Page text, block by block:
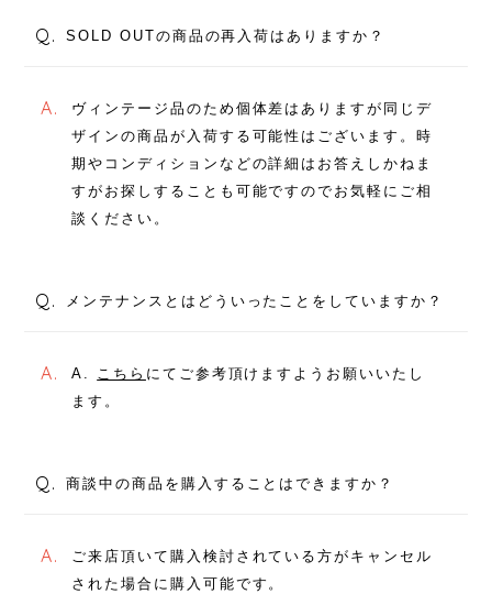
Q. SOLD OUTの商品の再入荷はありますか？
A.
ヴィンテージ品のため個体差はありますが同じデ
ザインの商品が入荷する可能性はございます。時
期やコンディションなどの詳細はお答えしかねま
すがお探しすることも可能ですのでお気軽にご相
談ください。
Q. メンテナンスとはどういったことをしていますか？
A. A. こちら にてご参考頂けますようお願いいたし
ます。
Q. 商談中の商品を購入することはできますか？
A.
ご来店頂いて購入検討されている方がキャンセル
された場合に購入可能です。